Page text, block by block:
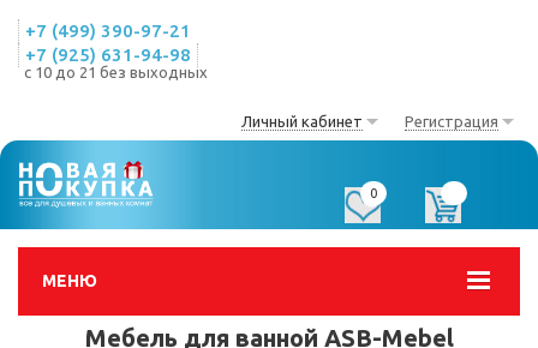
+7 (499) 390-97-21
+7 (925) 631-94-98
с 10 до 21 без выходных
Личный кабинет Регистрация
МЕНЮ
0
Мебель для ванной ASB-Mebel